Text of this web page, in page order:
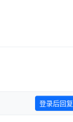
登录后回复